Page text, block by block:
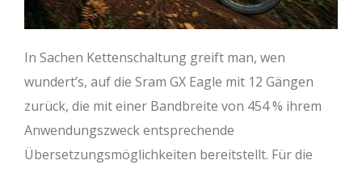
In Sachen Kettenschaltung greift man, wen
wundert’s, auf die Sram GX Eagle mit 12 Gängen
zurück, die mit einer Bandbreite von 454 % ihrem
Anwendungszweck entsprechende
Übersetzungsmöglichkeiten bereitstellt. Für die